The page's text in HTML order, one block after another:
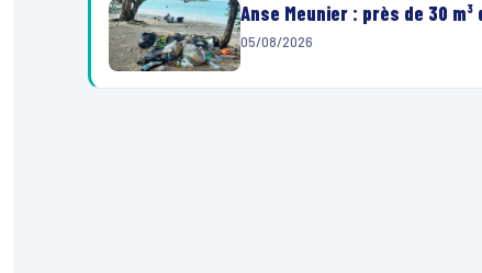
Anse Meunier : près de 30
05/08/2026